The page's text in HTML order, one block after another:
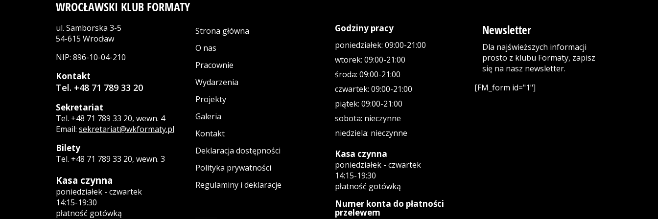
WROCŁAWSKI KLUB FORMATY
ul. Samborska 3-5
54-615 Wrocław
NIP: 896-10-04-210
Kontakt
Tel. +48 71 789 33 20
Sekretariat
Tel. +48 71 789 33 20, wewn. 4
Email: sekretariat@wkformaty.pl
Bilety
Tel. +48 71 789 33 20, wewn. 3
Kasa czynna
poniedziałek - czwartek
14:15-19:30
płatność gotówką
Strona główna
O nas
Pracownie
Wydarzenia
Projekty
Galeria
Kontakt
Deklaracja dostępności
Polityka prywatności
Regulaminy i deklaracje
Godziny pracy
poniedziałek: 09:00-21:00
wtorek: 09:00-21:00
środa: 09:00-21:00
czwartek: 09:00-21:00
piątek: 09:00-21:00
sobota: nieczynne
niedziela: nieczynne
Kasa czynna
poniedziałek - czwartek
14:15-19:30
płatność gotówką
Numer konta do płatności
przelewem
Newsletter
Dla najświeższych informacji
prosto z klubu Formaty, zapisz
się na nasz newsletter.
[FM_form id="1"]